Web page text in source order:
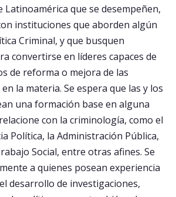
Latinoamérica que se desempeñen,
instituciones que aborden algún
Criminal, y que busquen
convertirse en líderes capaces de
de reforma o mejora de las
la materia. Se espera que las y los
una formación base en alguna
con la criminología, como el
Política, la Administración Pública,
Social, entre otras afines. Se
a quienes posean experiencia
desarrollo de investigaciones,